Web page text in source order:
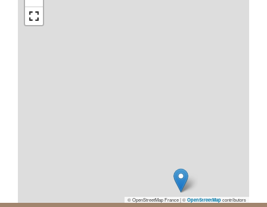
© OpenStreetMap France | © OpenStreetMapcontributors